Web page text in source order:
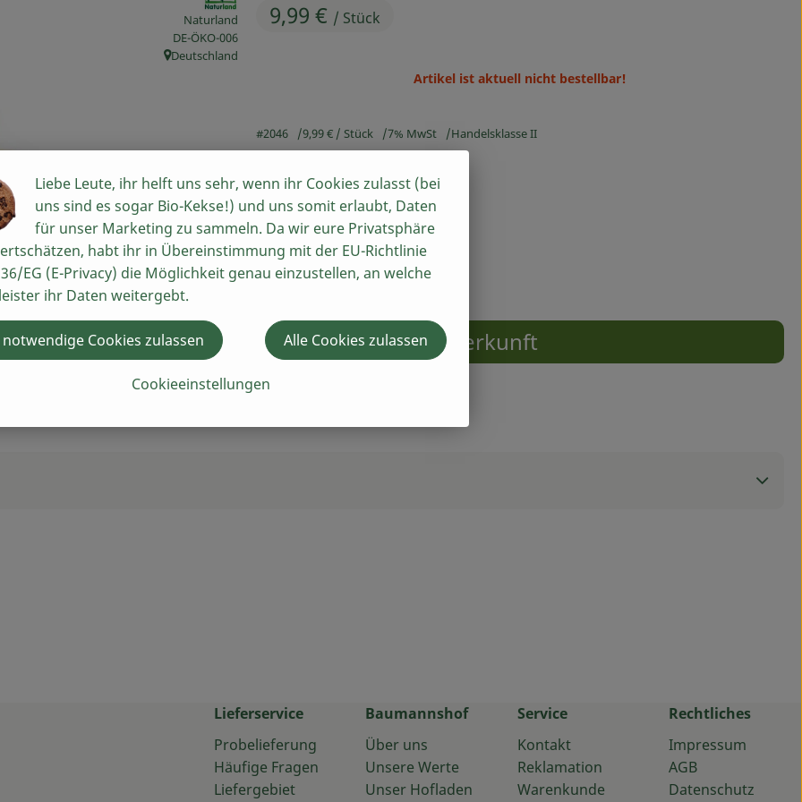
9,99 € / Stück
Naturland
, Kontrollstelle:
DE-ÖKO-006
, Herkunft:
Deutschland
Artikel ist aktuell nicht bestellbar!
#2046 9,99 € / Stück 7% MwSt Handelsklasse II
Rezepte
Herkunft
keine passenden Rezepte gefunden.
Lieferservice
Probelieferung
Häufige Fragen
Liefergebiet
Baumannshof
Über uns
Unsere Werte
Unser Hofladen
Service
Kontakt
Reklamation
Warenkunde
Rechtliches
Impressum
AGB
Datenschutz
Liebe Leute, ihr helft uns sehr, wenn ihr Cookies zulasst (bei
uns sind es sogar Bio-Kekse!) und uns somit erlaubt, Daten
für unser Marketing zu sammeln. Da wir eure Privatsphäre
habt ihr in Übereinstimmung mit der EU-Richtlinie
EG (E-Privacy) die Möglichkeit genau einzustellen, an welche
ihr Daten weitergebt.
Cookieeinstellungen
Cookies zulassen Alle Cookies zulassen